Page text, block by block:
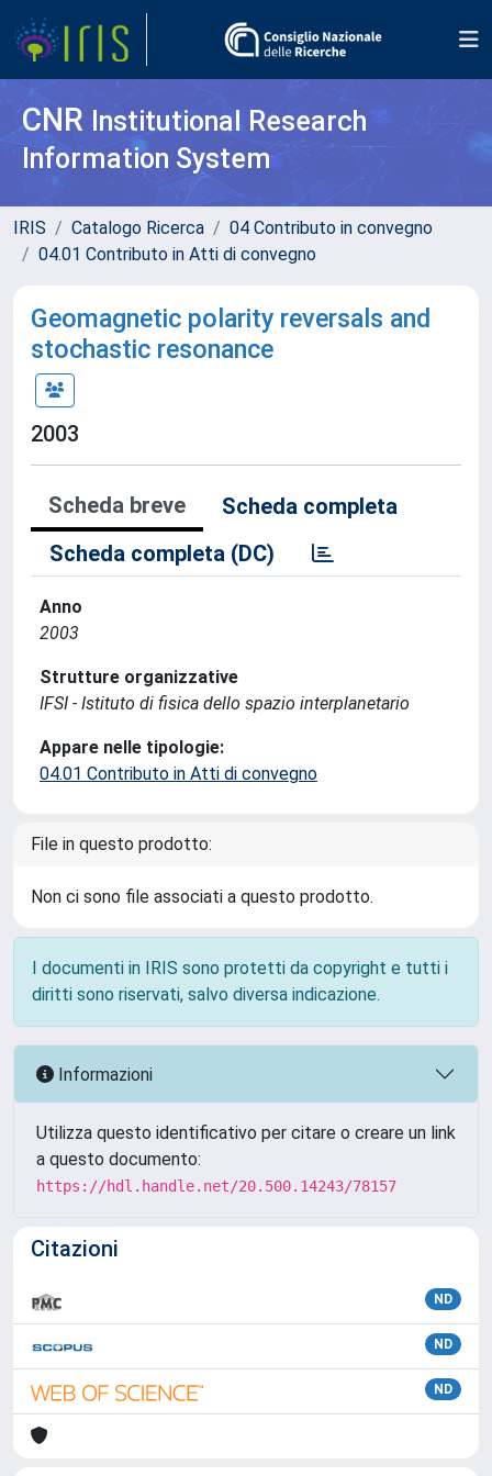
CNR Institutional Research
Information System
IRIS Catalogo Ricerca
04 Contributo in convegno
04.01 Contributo in Atti di convegno
Geomagnetic polarity reversals and
stochastic resonance
2003
Scheda breve
Scheda completa
Scheda completa (DC)
Anno
2003
Strutture organizzative
IFSI - Istituto di fisica dello spazio interplanetario
Appare nelle tipologie:
04.01 Contributo in Atti di convegno
File in questo prodotto:
Non ci sono file associati a questo prodotto.
I documenti in IRIS sono protetti da copyright e tutti i
diritti sono riservati, salvo diversa indicazione.
Informazioni
Utilizza questo identificativo per citare o creare un link
a questo documento:
https://hdl.handle.net/20.500.14243/78157
Citazioni
ND
ND
ND